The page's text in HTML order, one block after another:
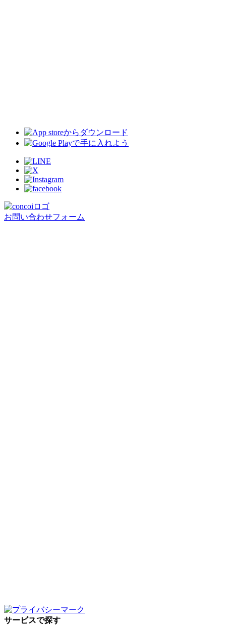
お問い合わせフォーム
サービスで探す